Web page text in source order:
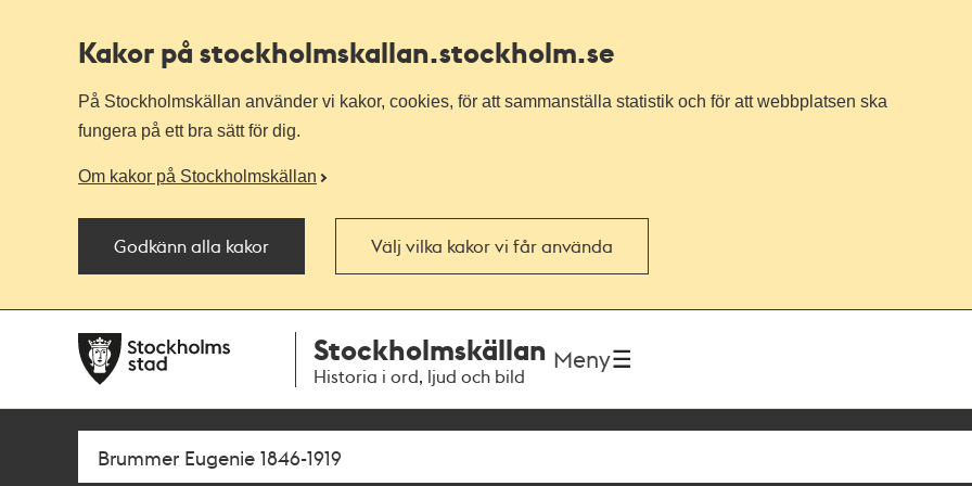
Kakor på stockholmskallan.stockholm.se
På Stockholmskällan använder vi kakor, cookies, för att sammanställa statistik och för att webbplatsen ska
fungera på ett bra sätt för dig.
Om kakor på Stockholmskällan
Godkänn alla kakor Välj vilka kakor vi får använda
navigationen
huvudinnehållet
Stockholmskällan
Historia i ord, ljud och bild
Meny
Sök